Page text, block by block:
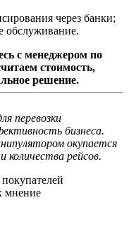
через банки;
обслуживание.
с менеджером по
стоимость,
решение.
перевозки
бизнеса.
окупается
количества рейсов.
мнение